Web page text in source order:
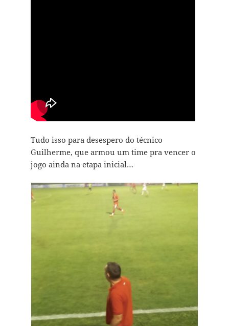
Tudo isso para desespero do técnico
Guilherme, que armou um time pra vencer o
jogo ainda na etapa inicial…